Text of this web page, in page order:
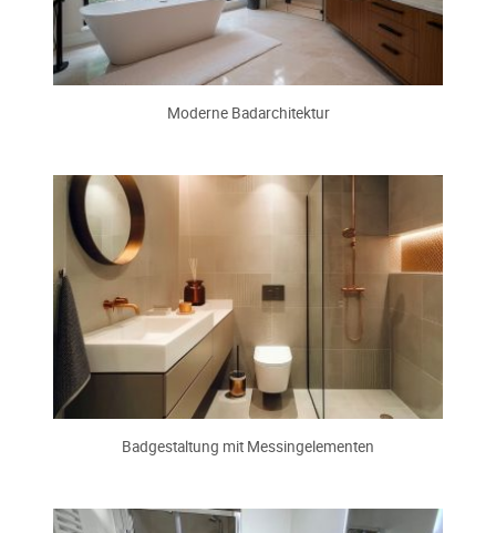
Moderne Badarchitektur
Badgestaltung mit Messingelementen